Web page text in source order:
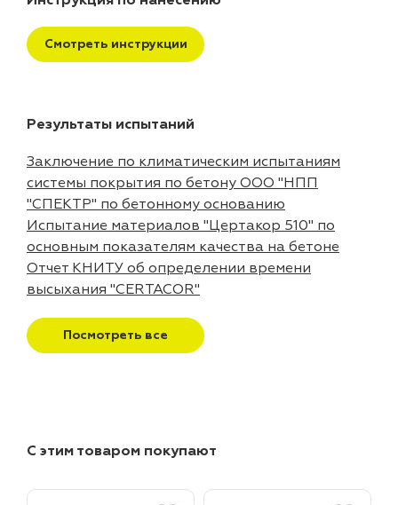
Смотреть инструкции
Результаты испытаний
Заключение по климатическим испытаниям
системы покрытия по бетону ООО "НПП
"СПЕКТР" по бетонному основанию
Испытание материалов "Цертакор 510" по
основным показателям качества на бетоне
Отчет КНИТУ об определении времени
высыхания "CERTACOR"
Посмотреть все
С этим товаром покупают